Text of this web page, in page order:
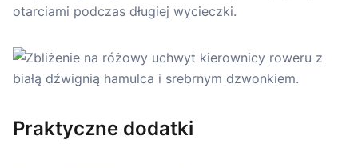
otarciami podczas długiej wycieczki.
Praktyczne dodatki